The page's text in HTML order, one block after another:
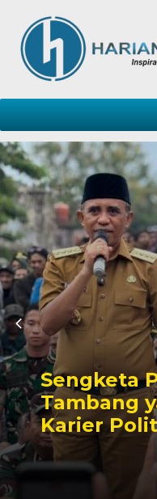
Sengketa
Tambang
Karier